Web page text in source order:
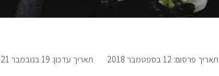
תאריך פרסום: 12 בספטמבר 2018 תאריך עדכון: 19 בנובמבר 2021